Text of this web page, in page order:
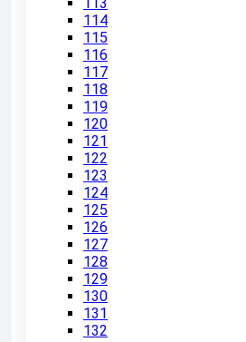
113
114
115
116
117
118
119
120
121
122
123
124
125
126
127
128
129
130
131
132